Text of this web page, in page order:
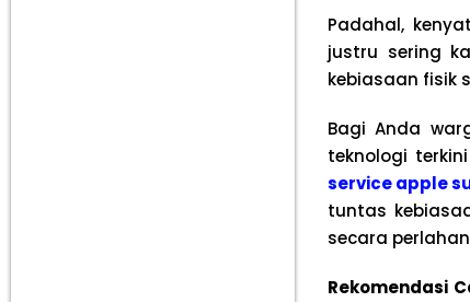
Padahal,
justru sering
kebiasaan fisik
Bagi Anda
teknologi
service apple
tuntas
secara
Rekomendasi